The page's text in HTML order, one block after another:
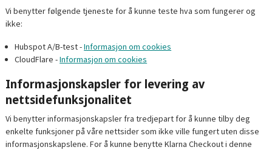
Vi benytter følgende tjeneste for å kunne teste hva som fungerer og
ikke:
Hubspot A/B-test -Informasjon om cookies
CloudFlare -Informasjon om cookies
Informasjonskapsler for levering av
nettsidefunksjonalitet
Vi benytter informasjonskapsler fra tredjepart for å kunne tilby deg
enkelte funksjoner på våre nettsider som ikke ville fungert uten disse
informasjonskapslene. For å kunne benytte Klarna Checkout i denne